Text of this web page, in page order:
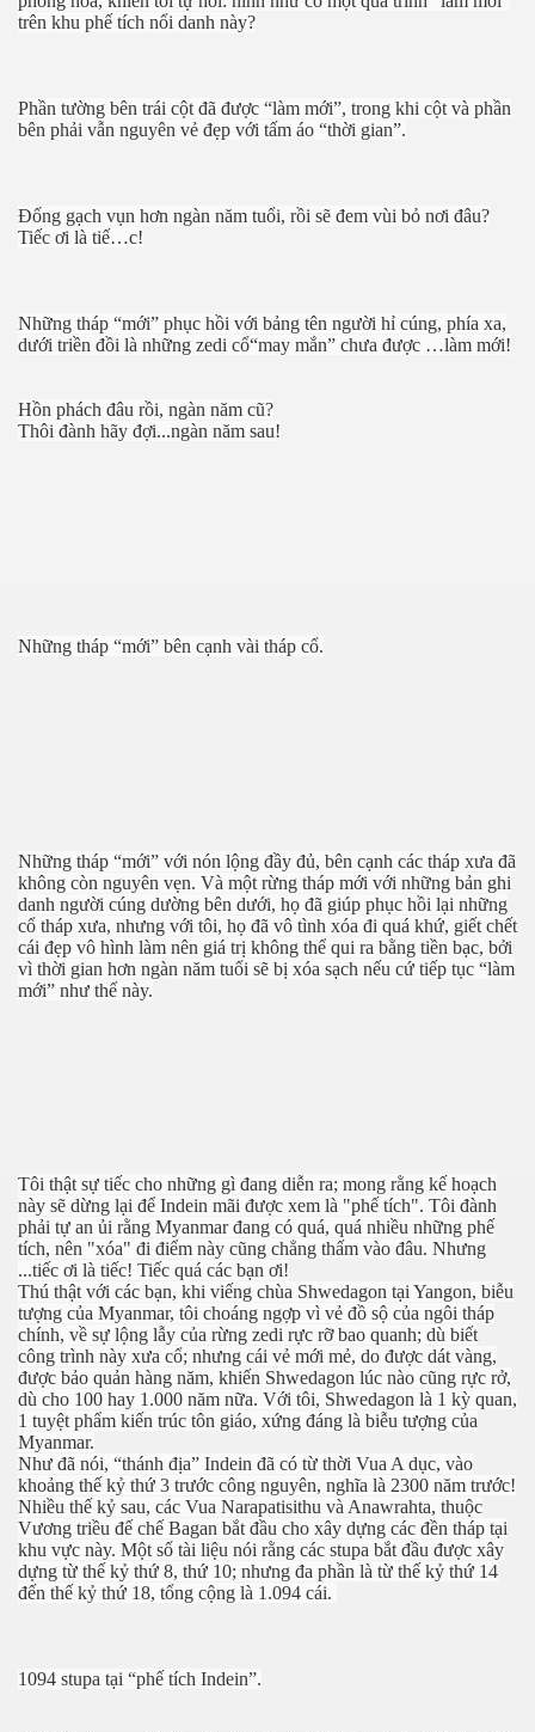
trên khu phế tích nổi danh này?
Phần tường bên trái cột đã được “làm mới”, trong khi cột và phần
bên phải vẫn nguyên vẻ đẹp với tấm áo “thời gian”.
Đống gạch vụn hơn ngàn năm tuổi, rồi sẽ đem vùi bỏ nơi đâu?
Tiếc ơi là tiế…c!
Những tháp “mới” phục hồi với bảng tên người hỉ cúng, phía xa,
dưới triền đồi là những zedi cổ“may mắn” chưa được …làm mới!
Hồn phách đâu rồi, ngàn năm cũ?
Thôi đành hãy đợi...ngàn năm sau!
Những tháp “mới” bên cạnh vài tháp cổ.
Những tháp “mới” với nón lộng đầy đủ, bên cạnh các tháp xưa đã
không còn nguyên vẹn. Và một rừng tháp mới với những bản ghi
danh người cúng dường bên dưới, họ đã giúp phục hồi lại những
cổ tháp xưa, nhưng với tôi, họ đã vô tình xóa đi quá khứ, giết chết
cái đẹp vô hình làm nên giá trị không thể qui ra bằng tiền bạc, bởi
vì thời gian hơn ngàn năm tuổi sẽ bị xóa sạch nếu cứ tiếp tục “làm
mới” như thế này.
Tôi thật sự tiếc cho những gì đang diễn ra; mong rằng kế hoạch
này sẽ dừng lại để Indein mãi được xem là "phế tích". Tôi đành
phải tự an ủi rằng Myanmar đang có quá, quá nhiều những phế
tích, nên "xóa" đi điểm này cũng chẳng thấm vào đâu. Nhưng
...tiếc ơi là tiếc! Tiếc quá các bạn ơi!
Thú thật với các bạn, khi viếng chùa Shwedagon tại Yangon, biễu
tượng của Myanmar, tôi choáng ngợp vì vẻ đồ sộ của ngôi tháp
chính, về sự lộng lẫy của rừng zedi rực rỡ bao quanh; dù biết
công trình này xưa cổ; nhưng cái vẻ mới mẻ, do được dát vàng,
được bảo quản hàng năm, khiến Shwedagon lúc nào cũng rực rở,
dù cho 100 hay 1.000 năm nữa. Với tôi, Shwedagon là 1 kỳ quan,
1 tuyệt phẩm kiến trúc tôn giáo, xứng đáng là biễu tượng của
Myanmar.
Như đã nói, “thánh địa” Indein đã có từ thời Vua A dục, vào
khoảng thế kỷ thứ 3 trước công nguyên, nghĩa là 2300 năm trước!
Nhiều thế kỷ sau, các Vua Narapatisithu và Anawrahta, thuộc
Vương triều đế chế Bagan bắt đầu cho xây dựng các đền tháp tại
khu vực này. Một số tài liệu nói rằng các stupa bắt đầu được xây
dựng từ thế kỷ thứ 8, thứ 10; nhưng đa phần là từ thế kỷ thứ 14
đến thế kỷ thứ 18, tổng cộng là 1.094 cái.
1094 stupa tại “phế tích Indein”.